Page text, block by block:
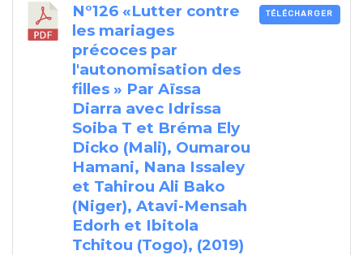
N°126 «Lutter contre
les mariages
précoces par
l'autonomisation des
filles » Par Aïssa
Diarra avec Idrissa
Soiba T et Bréma Ely
Dicko (Mali), Oumarou
Hamani, Nana Issaley
et Tahirou Ali Bako
(Niger), Atavi-Mensah
Edorh et Ibitola
Tchitou (Togo), (2019)
TÉLÉCHARGER